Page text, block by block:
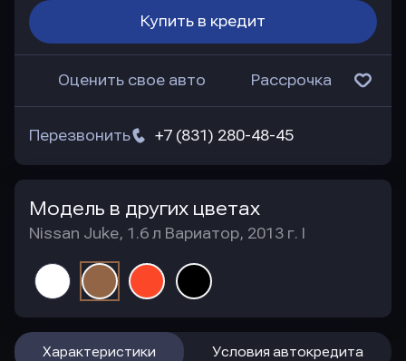
Купить в кредит
Оценить свое авто Рассрочка
+7 (831) 280-48-45
Перезвонить
Модель в других цветах
Nissan Juke, 1.6 л Вариатор, 2013 г. I
Характеристики Условия автокредита